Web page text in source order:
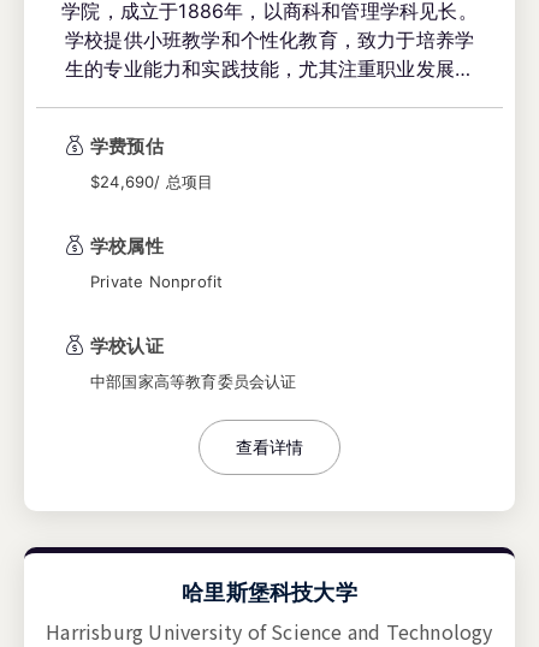
学院，成立于1886年，以商科和管理学科见长。
学校提供小班教学和个性化教育，致力于培养学
生的专业能力和实践技能，尤其注重职业发展。
大都市具有地理优势，为学生提供丰富的实习和
就业机会。校园设施现代化，环境国际化，吸引
学费预估
$24,690/ 总项目
学校属性
Private Nonprofit
学校认证
中部国家高等教育委员会认证
查看详情
哈里斯堡科技大学
Harrisburg University of Science and Technology